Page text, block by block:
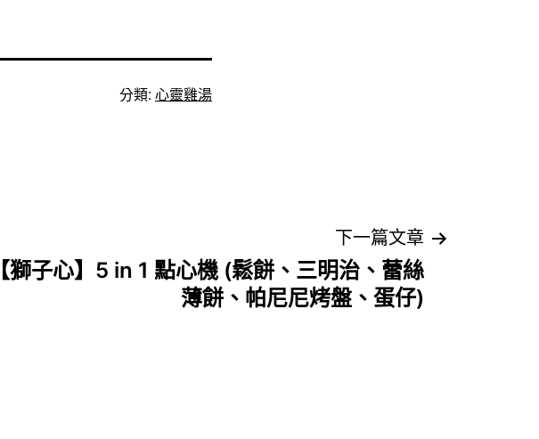
分類: 心靈雞湯
下一篇文章
【獅子心】5 in 1 點心機 (鬆餅、三明治、蕾絲
薄餅、帕尼尼烤盤、蛋仔)